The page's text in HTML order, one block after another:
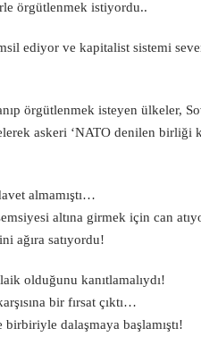
örgütlenmek istiyordu..
ediyor ve kapitalist sistemi
örgütlenmek isteyen ülkeler,
askeri ‘NATO denilen
almamıştı…
altına girmek için can
ağıra satıyordu!
olduğunu kanıtlamalıydı!
bir fırsat çıktı…
dalaşmaya başlamıştı!